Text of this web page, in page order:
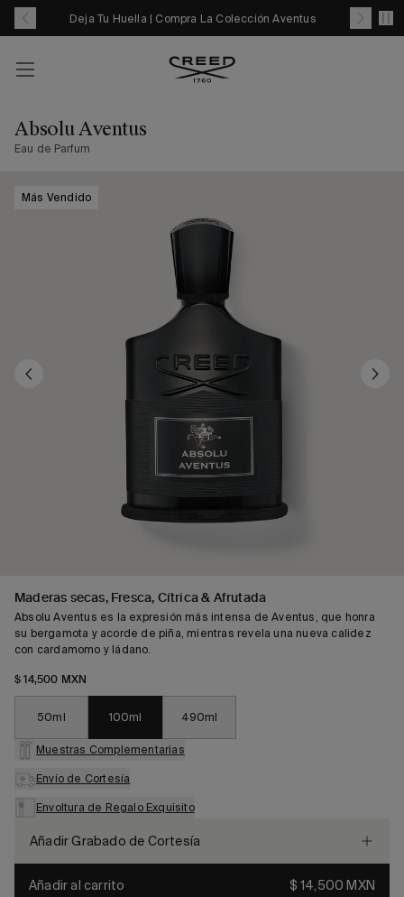
Saltar
Deja Tu Huella | Compra La Colección Aventus
Absolu Aventus
Eau de Parfum
Más Vendido
Maderas secas, Fresca, Cítrica & Afrutada
Absolu Aventus es la expresión más intensa de Aventus, que honra
su bergamota y acorde de piña, mientras revela una nueva calidez
con cardamomo y ládano.
$ 14,500 MXN
50ml 100ml 490ml
Muestras Complementarias
Envío de Cortesía
Envoltura de Regalo Exquisito
Añadir Grabado de Cortesía
Añadir al carrito $ 14,500 MXN